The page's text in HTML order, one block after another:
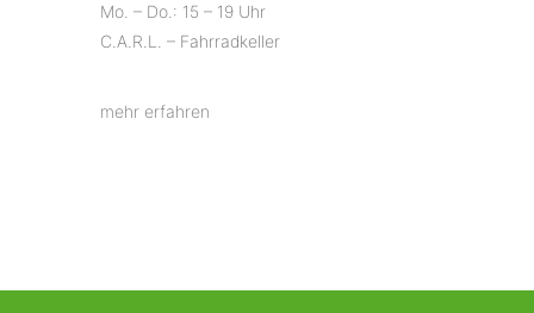
Mo. – Do.: 15 – 19 Uhr
C.A.R.L. – Fahrradkeller
mehr erfahren